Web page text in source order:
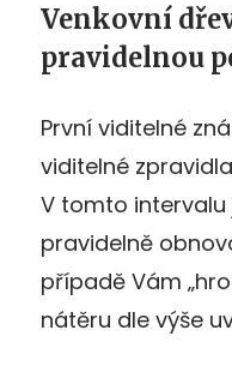
Venkovní
pravidelnou
První viditelné
viditelné
V tomto
pravidelně
případě Vám
nátěru dle výše